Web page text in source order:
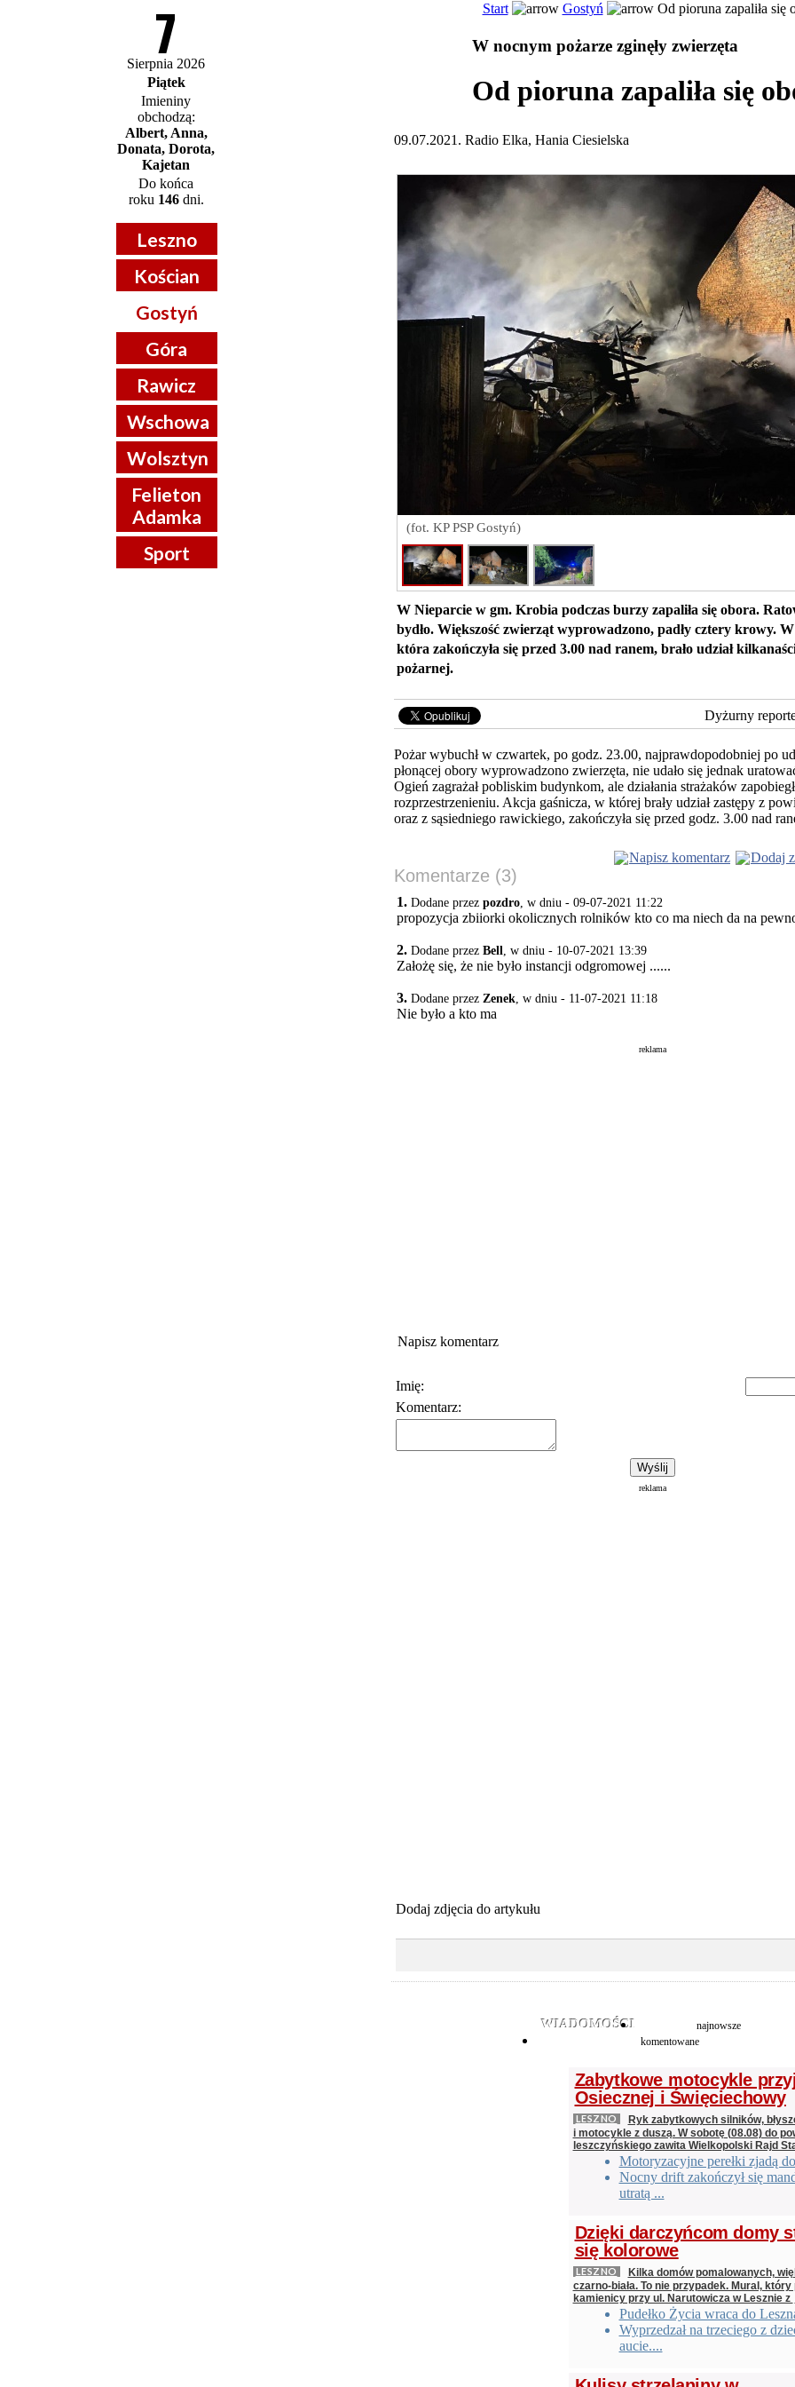
7
Sierpnia 2026
Piątek
Imieniny
obchodzą:
Albert, Anna,
Donata, Dorota,
Kajetan
Do końca
roku 146dni.
Leszno
Kościan
Gostyń
Góra
Rawicz
Wschowa
Wolsztyn
Felieton
Adamka
Sport
Start Gostyń Od pioruna zapaliła się
W nocnym pożarze zginęły zwierzęta
Od pioruna zapaliła się
09.07.2021. Radio Elka, Hania Ciesielska
(fot. KP PSP Gostyń)
W Nieparcie w gm. Krobia podczas burzy zapaliła się obora.
bydło. Większość zwierząt wyprowadzono, padły cztery krowy.
która zakończyła się przed 3.00 nad ranem, brało udział
pożarnej.
Dyżurny
Pożar wybuchł w czwartek, po godz. 23.00, najprawdopodobniej po
płonącej obory wyprowadzono zwierzęta, nie udało się jednak
Ogień zagrażał pobliskim budynkom, ale działania strażaków
rozprzestrzenieniu. Akcja gaśnicza, w której brały udział zastępy z
oraz z sąsiedniego rawickiego, zakończyła się przed godz. 3.00 nad
Napisz komentarz Dodaj
Komentarze (3)
1. Dodane przez pozdro, w dniu - 09-07-2021 11:22
propozycja zbiiorki okolicznych rolników kto co ma niech da na
2. Dodane przez Bell, w dniu - 10-07-2021 13:39
Założę się, że nie było instancji odgromowej ......
3. Dodane przez Zenek, w dniu - 11-07-2021 11:18
Nie było a kto ma
reklama
Napisz komentarz
Imię:
Komentarz:
reklama
Dodaj zdjęcia do artykułu
WIADOMOŚCI
najnowsze
komentowane
Zabytkowe motocykle
Osiecznej i Święciechowy
LESZNO
Ryk zabytkowych silników,
i motocykle z duszą. W sobotę (08.08) do
leszczyńskiego zawita Wielkopolski Rajd
Motoryzacyjne perełki zjadą
Nocny drift zakończył się
utratą ...
Dzięki darczyńcom domy
się kolorowe
LESZNO
Kilka domów pomalowanych,
czarno-biała. To nie przypadek. Mural, który
kamienicy przy ul. Narutowicza w Lesznie z
Pudełko Życia wraca do
Wyprzedzał na trzeciego z
aucie....